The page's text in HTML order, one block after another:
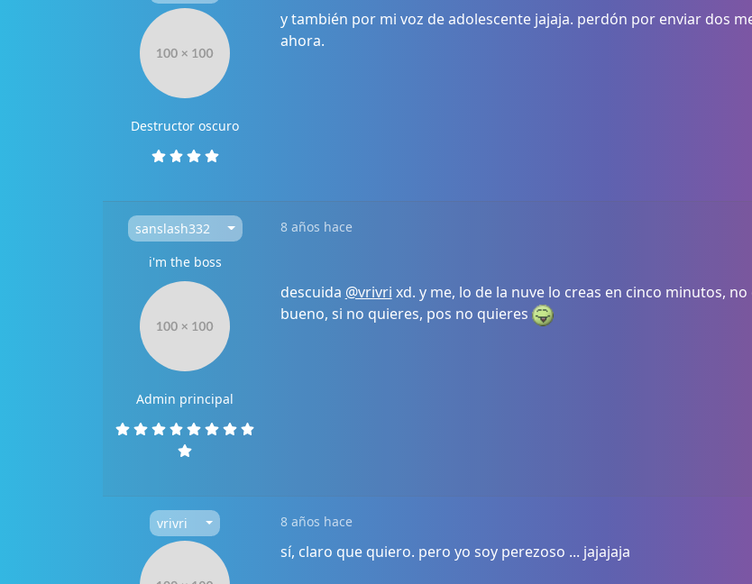
Destructor oscuro
y también por mi voz de adolescente jajaja. perdón por enviar dos
ahora.
sanslash332
i'm the boss
8 años hace
Admin principal
descuida @vrivri xd. y me, lo de la nuve lo creas en cinco minutos, no
bueno, si no quieres, pos no quieres
vrivri 8 años hace
sí, claro que quiero. pero yo soy perezoso ... jajajaja